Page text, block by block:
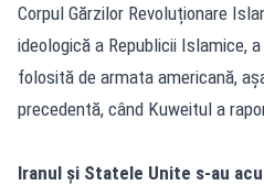
Corpul Gărzilor Revoluționare
ideologică a Republicii Islamice,
folosită de armata americană,
precedentă, când Kuweitul a
Iranul și Statele Unite s-au